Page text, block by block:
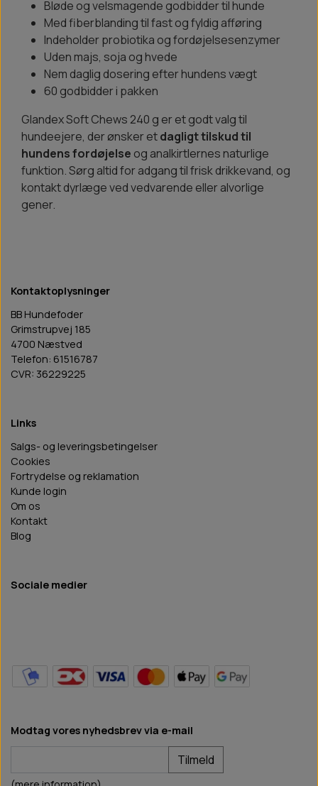
Bløde og velsmagende godbidder til hunde
Med fiberblanding til fast og fyldig afføring
Indeholder probiotika og fordøjelsesenzymer
Uden majs, soja og hvede
Nem daglig dosering efter hundens vægt
60 godbidder i pakken
Glandex Soft Chews 240 g er et godt valg til
hundeejere, der ønsker etdagligt tilskud til
hundens fordøjelse og analkirtlernes naturlige
funktion. Sørg altid for adgang til frisk drikkevand, og
kontakt dyrlæge ved vedvarende eller alvorlige
gener.
Kontaktoplysninger
BB Hundefoder
Grimstrupvej 185
4700 Næstved
Telefon: 61516787
CVR: 36229225
Links
Salgs- og leveringsbetingelser
Cookies
Fortrydelse og reklamation
Kunde login
Om os
Kontakt
Blog
Sociale medier
Modtag vores nyhedsbrev via e-mail
Tilmeld